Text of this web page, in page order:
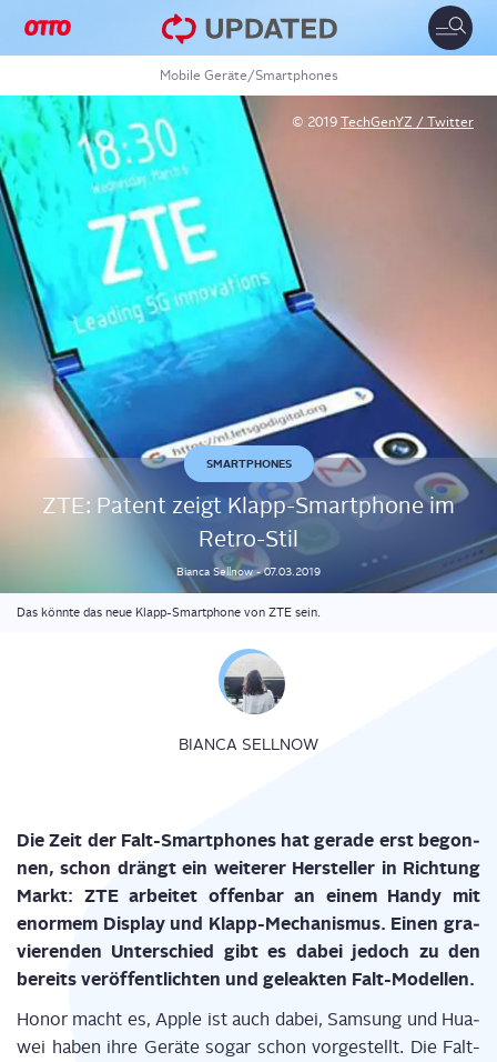
Toggle
Mobile Geräte/Smartphones
© 2019 TechGenYZ / Twitter
SMARTPHONES
ZTE: Patent zeigt Klapp-Smart­phone im
Retro-Stil
Bianca Sellnow-07.03.2019
Das könnte das neue Klapp-Smartphone von ZTE sein.
BIANCA SELLNOW
Die Zeit der Falt-Smart­phones hat gera­de erst begon­
nen, schon drängt ein wei­te­rer Her­stel­ler in Rich­tung
Markt: ZTE arbei­tet offen­bar an einem Han­dy mit
enor­mem Dis­play und Klapp-Mecha­nis­mus. Einen gra­
vie­ren­den Unter­schied gibt es dabei jedoch zu den
bereits ver­öf­fent­lich­ten und gele­ak­ten Falt-Modellen.
Honor macht es, Apple ist auch dabei, Sam­sung und Hua­
wei haben ihre Gerä­te sogar schon vor­ge­stellt. Die Falt-